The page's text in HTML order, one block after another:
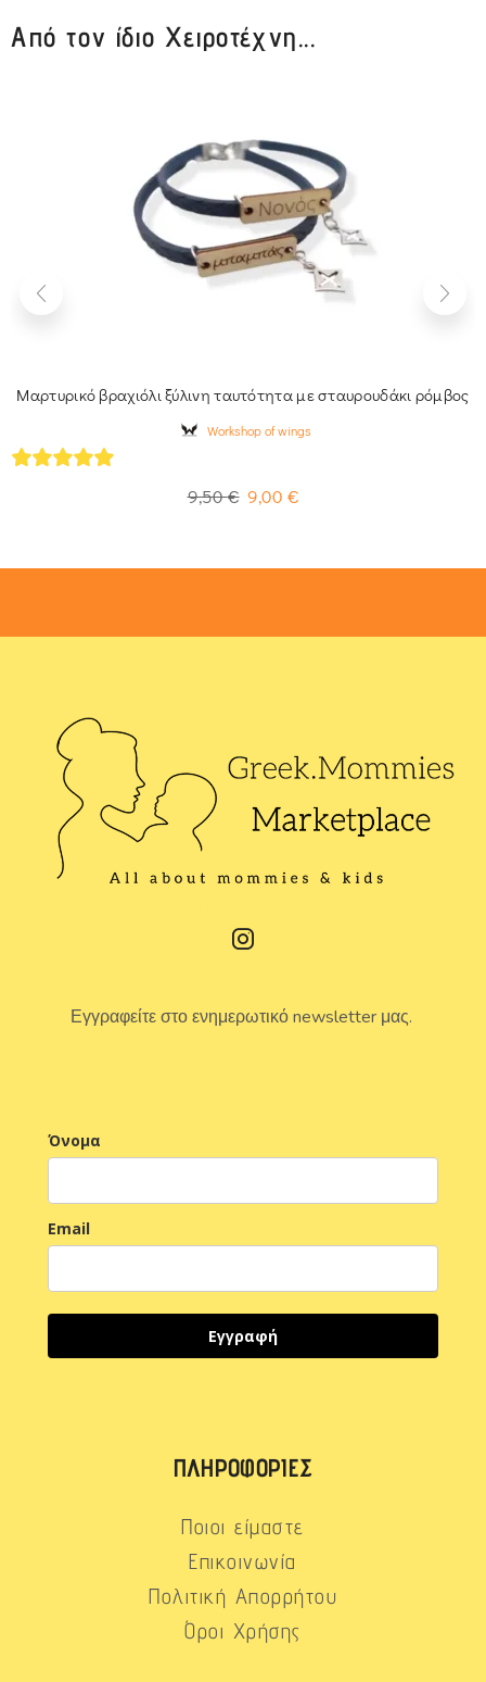
Από τον ίδιο Χειροτέχνη...
Μαρτυρικό βραχιόλι ξύλινη ταυτότητα με σταυρουδάκι ρόμβος
Workshop of wings
9,50€ 9,00 €
Εγγραφείτε στο ενημερωτικό newsletter μας.
Όνομα
Email
Εγγραφή
ΠΛΗΡΟΦΟΡΊΕΣ
Ποιοι είμαστε
Επικοινωνία
Πολιτική Απορρήτου
Όροι Χρήσης